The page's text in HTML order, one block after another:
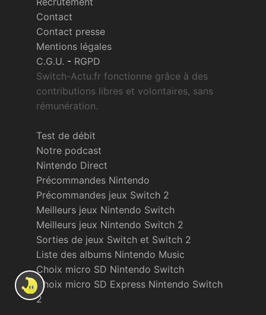
Contact
Contact presse
Mentions légales
C.G.U. - RGPD
Switch-Actu.fr fonctionne grâce à des
contributions libres et volontaires, sans
rémunération.
Test de débit
Notre podcast
Nintendo Direct
Précommandes Nintendo
Précommandes jeux Switch 2
Meilleurs jeux Nintendo Switch
Meilleurs jeux Nintendo Switch 2
Sorties de jeux Switch et Switch 2
Liste des albums Nintendo Music
Choix micro SD Nintendo Switch
Choix micro SD Express Nintendo Switch
2